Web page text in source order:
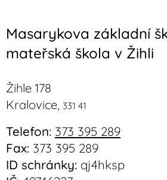
Masarykova základní
mateřská škola v Žihli
Žihle 178
Kralovice, 331 41
Telefon: 373 395 289
Fax: 373 395 289
ID schránky: qj4hksp